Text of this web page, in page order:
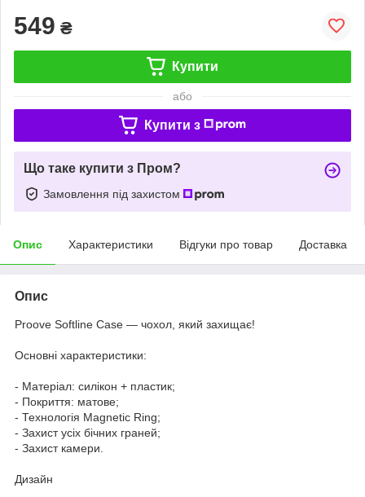
549 ₴
Купити
або
Купити з
Що таке купити з Пром?
Замовлення під захистом
Опис Характеристики Відгуки про товар Доставка
Опис
Proove Softline Case — чохол, який захищає!
Основні характеристики:
- Матеріал: силікон + пластик;
- Покриття: матове;
- Технологія Magnetic Ring;
- Захист усіх бічних граней;
- Захист камери.
Дизайн